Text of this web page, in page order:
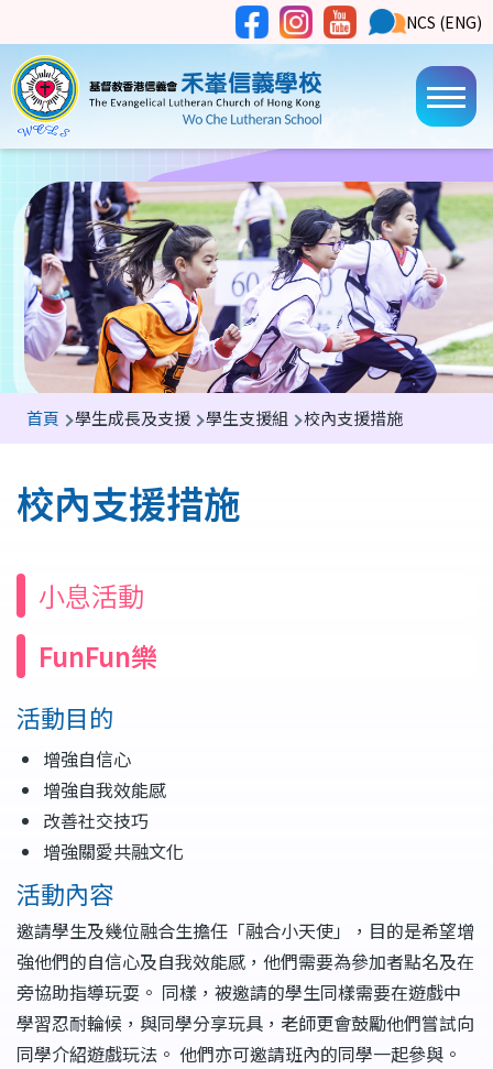
Social
Media
NCS
Button
NCS (ENG)
Main
導
連
結
首頁 學生成長及支援 學生支援組 校內支援措施
校內支援措施
小息活動
FunFun樂
活動目的
增強自信心
增強自我效能感
改善社交技巧
增強關愛共融文化
活動內容
邀請學生及幾位融合生擔任「融合小天使」，目的是希望增
強他們的自信心及自我效能感，他們需要為參加者點名及在
旁協助指導玩耍。 同樣，被邀請的學生同樣需要在遊戲中
學習忍耐輪候，與同學分享玩具，老師更會鼓勵他們嘗試向
同學介紹遊戲玩法。 他們亦可邀請班內的同學一起參與。